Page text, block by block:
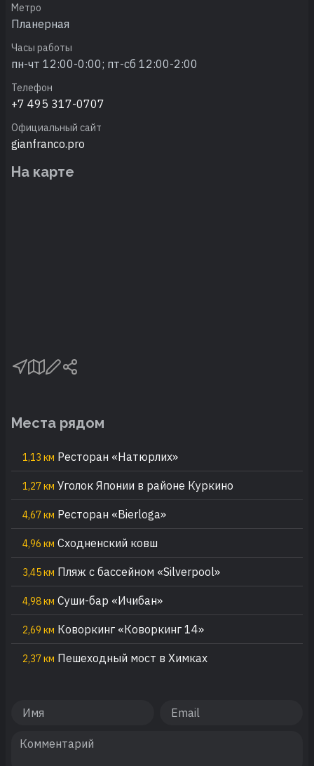
Метро
Планерная
Часы работы
пн-чт 12:00-0:00; пт-сб 12:00-2:00
Телефон
+7 495 317-0707
Официальный сайт
gianfranco.pro
На карте
Места рядом
1,13 км Ресторан «Натюрлих»
1,27 км Уголок Японии в районе Куркино
4,67 км Ресторан «Bierloga»
4,96 км Сходненский ковш
3,45 км Пляж с бассейном «Silverpool»
4,98 км Суши-бар «Ичибан»
2,69 км Коворкинг «Коворкинг 14»
2,37 км Пешеходный мост в Химках